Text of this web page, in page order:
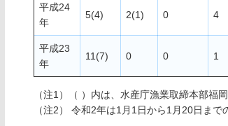
平成24
年
5(4) 2(1) 0 4
平成23
年
11(7) 0 0 1
（注1）（ ）内は、水産庁漁業取締本部福
（注2） 令和2年は1月1日から1月20日まで